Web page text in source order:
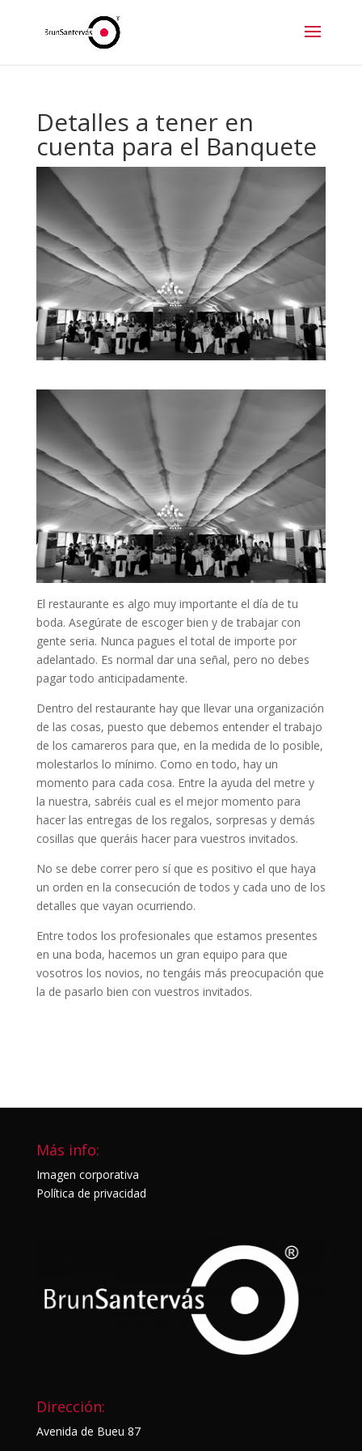
Detalles a tener en
cuenta para el Banquete
El restaurante es algo muy importante el día de tu
boda. Asegúrate de escoger bien y de trabajar con
gente seria. Nunca pagues el total de importe por
adelantado. Es normal dar una señal, pero no debes
pagar todo anticipadamente.
Dentro del restaurante hay que llevar una organización
de las cosas, puesto que debemos entender el trabajo
de los camareros para que, en la medida de lo posible,
molestarlos lo mínimo. Como en todo, hay un
momento para cada cosa. Entre la ayuda del metre y
la nuestra, sabréis cual es el mejor momento para
hacer las entregas de los regalos, sorpresas y demás
cosillas que queráis hacer para vuestros invitados.
No se debe correr pero sí que es positivo el que haya
un orden en la consecución de todos y cada uno de los
detalles que vayan ocurriendo.
Entre todos los profesionales que estamos presentes
en una boda, hacemos un gran equipo para que
vosotros los novios, no tengáis más preocupación que
la de pasarlo bien con vuestros invitados.
Más info:
Imagen corporativa
Política de privacidad
Dirección:
Avenida de Bueu 87